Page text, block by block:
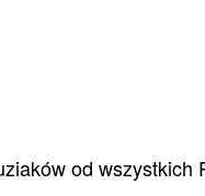
od wszystkich